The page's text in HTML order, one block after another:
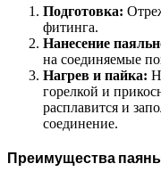
Подготовка:
фитинга.
Нанесение
на соединяемые
Нагрев и пайка:
горелкой и
расплавится и
соединение.
Преимущества